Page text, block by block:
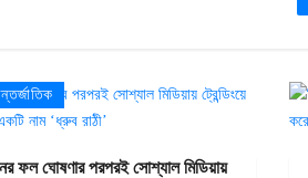
ফল ঘোষণার পরপরই সোশ্যাল মিডিয়ায়